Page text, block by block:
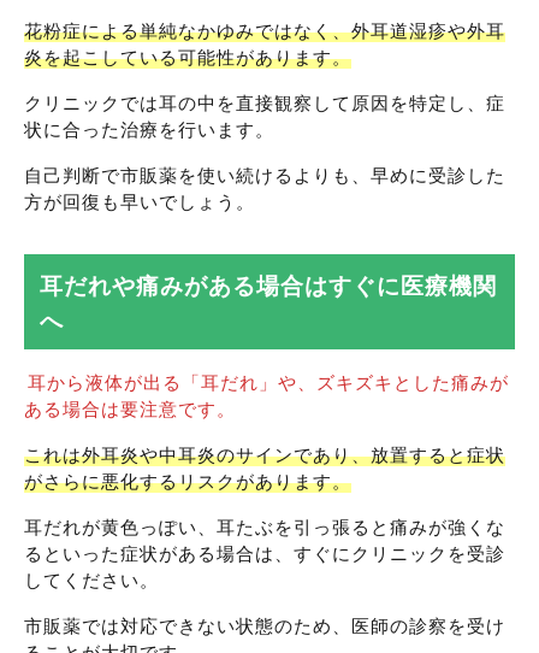
花粉症による単純なかゆみではなく、外耳道湿疹や外耳
炎を起こしている可能性があります。
クリニックでは耳の中を直接観察して原因を特定し、症
状に合った治療を行います。
自己判断で市販薬を使い続けるよりも、早めに受診した
方が回復も早いでしょう。
耳だれや痛みがある場合はすぐに医療機関
へ
耳から液体が出る「耳だれ」や、ズキズキとした痛みが
ある場合は要注意です。
これは外耳炎や中耳炎のサインであり、放置すると症状
がさらに悪化するリスクがあります。
耳だれが黄色っぽい、耳たぶを引っ張ると痛みが強くな
るといった症状がある場合は、すぐにクリニックを受診
してください。
市販薬では対応できない状態のため、医師の診察を受け